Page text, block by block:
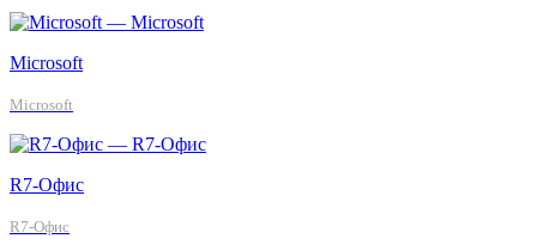
Microsoft
Microsoft
R7-Офис
R7-Офис